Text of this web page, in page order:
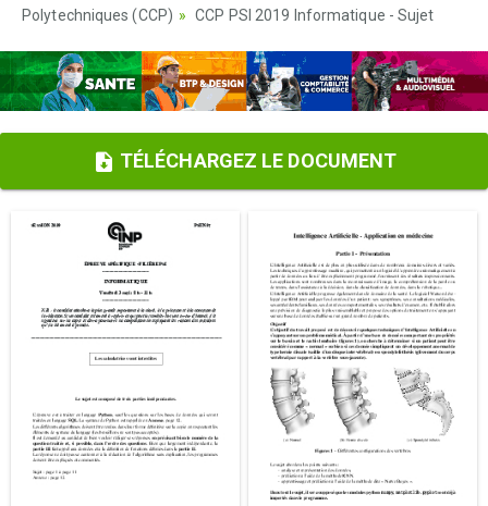
Polytechniques (CCP)
CCP PSI 2019 Informatique - Sujet
TÉLÉCHARGEZ LE DOCUMENT